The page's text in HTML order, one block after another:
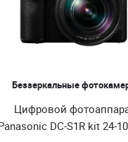
Беззеркальные
Цифровой
DC-S1R kit 24-